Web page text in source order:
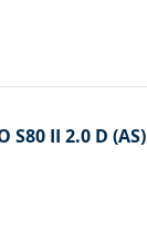
II 2.0 D (AS)